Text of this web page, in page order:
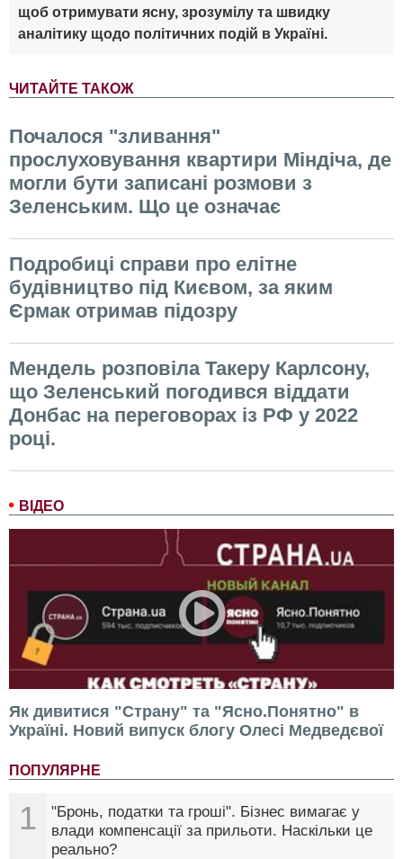
ВІДЕО
Як дивитися "Страну" та "Ясно.Понятно" в
Україні. Новий випуск блогу Олесі Медведєвої
ПОПУЛЯРНЕ
1
"Бронь, податки та гроші". Бізнес вимагає у
влади компенсації за прильоти. Наскільки це
реально?
щоб отримувати ясну, зрозумілу та швидку
аналітику щодо політичних подій в Україні.
ЧИТАЙТЕ ТАКОЖ
Почалося "зливання"
прослуховування квартири Міндіча, де
могли бути записані розмови з
Зеленським. Що це означає
Подробиці справи про елітне
будівництво під Києвом, за яким
Єрмак отримав підозру
Мендель розповіла Такеру Карлсону,
що Зеленський погодився віддати
Донбас на переговорах із РФ у 2022
році.